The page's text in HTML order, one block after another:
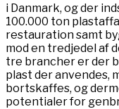
i Danmark, og der
100.000 ton
restauration samt
mod en tredjedel af
tre brancher er der
plast der anvendes,
bortskaffes, og
potentialer for